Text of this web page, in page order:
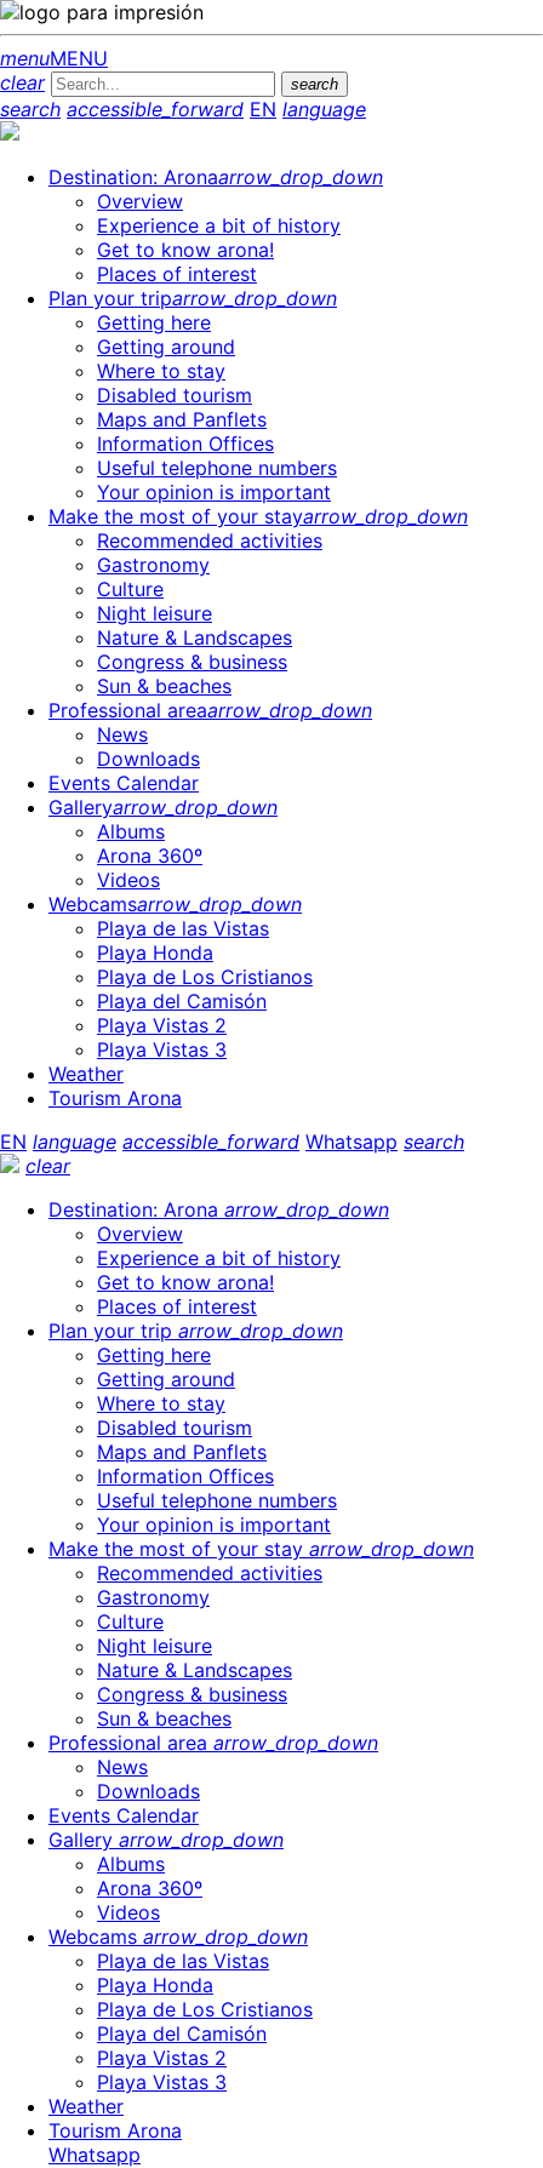
menuMENU
clear
search
search accessible_forward EN language
Destination: Aronaarrow_drop_down
Overview
Experience a bit of history
Get to know arona!
Places of interest
Plan your triparrow_drop_down
Getting here
Getting around
Where to stay
Disabled tourism
Maps and Panflets
Information Offices
Useful telephone numbers
Your opinion is important
Make the most of your stayarrow_drop_down
Recommended activities
Gastronomy
Culture
Night leisure
Nature & Landscapes
Congress & business
Sun & beaches
Professional areaarrow_drop_down
News
Downloads
Events Calendar
Galleryarrow_drop_down
Albums
Arona 360º
Videos
Webcamsarrow_drop_down
Playa de las Vistas
Playa Honda
Playa de Los Cristianos
Playa del Camisón
Playa Vistas 2
Playa Vistas 3
Weather
Tourism Arona
EN language accessible_forward Whatsapp search
clear
Destination: Arona arrow_drop_down
Overview
Experience a bit of history
Get to know arona!
Places of interest
Plan your trip arrow_drop_down
Getting here
Getting around
Where to stay
Disabled tourism
Maps and Panflets
Information Offices
Useful telephone numbers
Your opinion is important
Make the most of your stay arrow_drop_down
Recommended activities
Gastronomy
Culture
Night leisure
Nature & Landscapes
Congress & business
Sun & beaches
Professional area arrow_drop_down
News
Downloads
Events Calendar
Gallery arrow_drop_down
Albums
Arona 360º
Videos
Webcams arrow_drop_down
Playa de las Vistas
Playa Honda
Playa de Los Cristianos
Playa del Camisón
Playa Vistas 2
Playa Vistas 3
Weather
Tourism Arona
Whatsapp